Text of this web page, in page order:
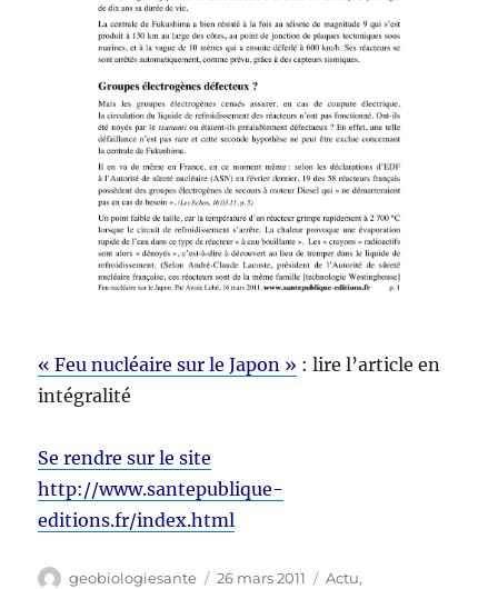
« Feu nucléaire sur le Japon » : lire l’article en
intégralité
Se rendre sur le site
http://www.santepublique-
editions.fr/index.html
Auteur
geobiologiesante
Publié
26 mars 2011 Catégories
Actu,